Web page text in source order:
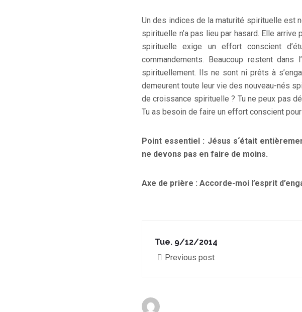
Un des indices de la maturité spirituelle est
spirituelle n’a pas lieu par hasard. Elle
spirituelle exige un effort conscient
commandements. Beaucoup restent
spirituellement. Ils ne sont ni prêts à
demeurent toute leur vie des nouveau-nés
de croissance spirituelle ? Tu ne peux pas
Tu as besoin de faire un effort conscient
Point essentiel : Jésus s‘était
ne devons pas en faire de moins.
Axe de prière : Accorde-moi l’esprit
Tue. 9/12/2014
Previous post